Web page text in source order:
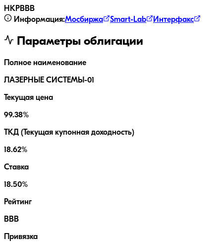
НКРBBB
Информация:Мосбиржа Smart-Lab Интерфакс
Параметры облигации
Полное наименование
ЛАЗЕРНЫЕ СИСТЕМЫ-01
Текущая цена
99.38%
ТКД (Текущая купонная доходность)
18.62%
Ставка
18.50%
Рейтинг
BBB
Привязка